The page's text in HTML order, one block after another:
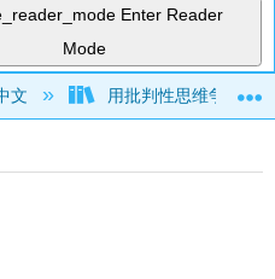
Enter Reader
Mode
hierarchy
文 用批判性思维争论（